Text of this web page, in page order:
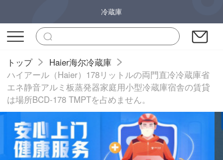
冷蔵庫
トップ
Haier海尔冷蔵庫
ハイアール（Haier）178リットルの両門直冷冷蔵庫省
エネ静音アルミ板蒸発器家庭用小型冷蔵庫宿舎の賃貸
は場所BCD-178 TMPTを占めません。